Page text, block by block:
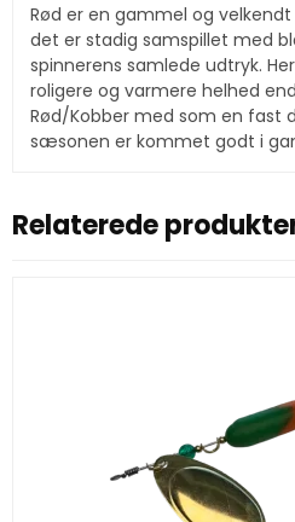
Rød er en gammel og
det er stadig samspillet med
spinnerens samlede udtryk.
roligere og varmere helhed
Rød/Kobber med som en fast
sæsonen er kommet godt i
Relaterede